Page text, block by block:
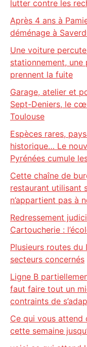
lutter contre les
Après 4 ans à
déménage à
Une voiture
stationnement, une
prennent la fuite
Garage, atelier et
Sept-Deniers, le
Toulouse
Espèces rares,
historique… Le
Pyrénées cumule
Cette chaîne de
restaurant utilisant
n’appartient pas à
Redressement
Cartoucherie :
Plusieurs routes
secteurs concernés
Ligne B
faut faire tout un
contraints de
Ce qui vous attend
cette semaine